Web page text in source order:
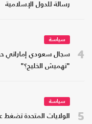
رسالة للدول الإسلامية
4
سياسة
سجال سعودي إماراتي
"تهميش الخليج؟"
5
سياسة
الولايات المتحدة